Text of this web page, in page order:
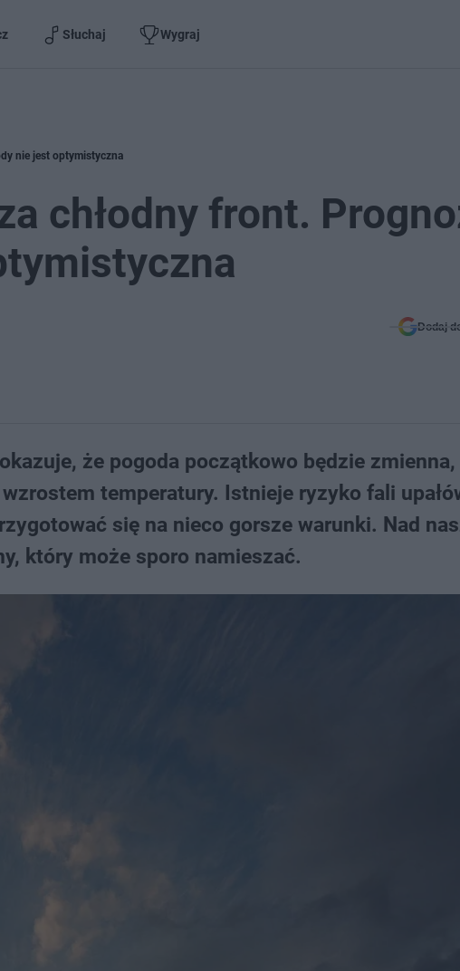
Słuchaj Wygraj
nie jest optymistyczna
chłodny front.
Dodaj
że pogoda początkowo będzie zmienna,
temperatury. Istnieje ryzyko fali
się na nieco gorsze warunki. Nad
który może sporo namieszać.